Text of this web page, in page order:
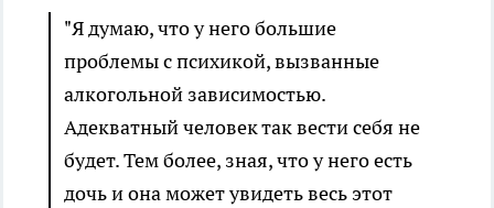
"Я думаю, что у него большие
проблемы с психикой, вызванные
алкогольной зависимостью.
Адекватный человек так вести себя не
будет. Тем более, зная, что у него есть
дочь и она может увидеть весь этот